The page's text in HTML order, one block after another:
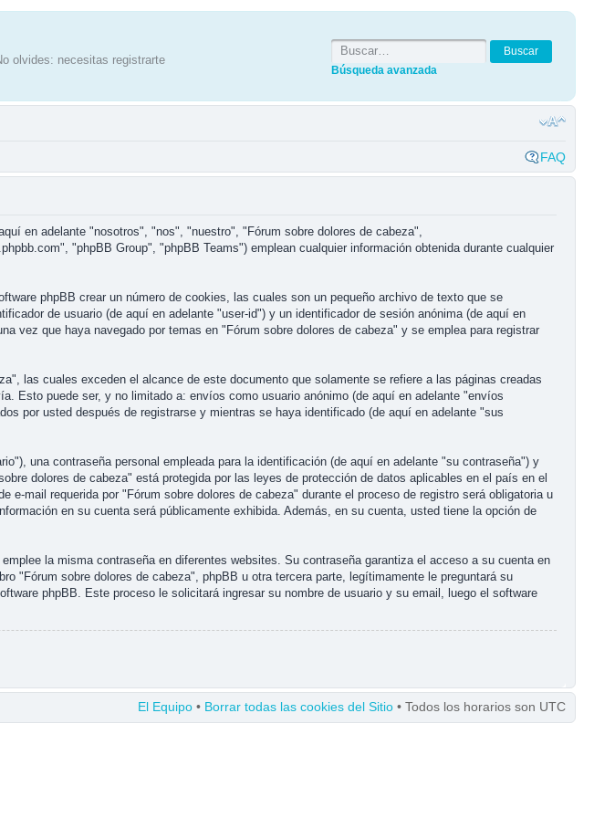
olvides: necesitas registrarte
Búsqueda avanzada
FAQ
en adelante "nosotros", "nos", "nuestro", "Fórum sobre dolores de cabeza",
"phpBB Group", "phpBB Teams") emplean cualquier información obtenida durante cualquier
phpBB crear un número de cookies, las cuales son un pequeño archivo de texto que se
de usuario (de aquí en adelante "user-id") y un identificador de sesión anónima (de aquí en
vez que haya navegado por temas en "Fórum sobre dolores de cabeza" y se emplea para registrar
las cuales exceden el alcance de este documento que solamente se refiere a las páginas creadas
Esto puede ser, y no limitado a: envíos como usuario anónimo (de aquí en adelante "envíos
por usted después de registrarse y mientras se haya identificado (de aquí en adelante "sus
una contraseña personal empleada para la identificación (de aquí en adelante "su contraseña") y
dolores de cabeza" está protegida por las leyes de protección de datos aplicables en el país en el
mail requerida por "Fórum sobre dolores de cabeza" durante el proceso de registro será obligatoria u
en su cuenta será públicamente exhibida. Además, en su cuenta, usted tiene la opción de
la misma contraseña en diferentes websites. Su contraseña garantiza el acceso a su cuenta en
"Fórum sobre dolores de cabeza", phpBB u otra tercera parte, legítimamente le preguntará su
phpBB. Este proceso le solicitará ingresar su nombre de usuario y su email, luego el software
El Equipo • Borrar todas las cookies del Sitio • Todos los horarios son UTC